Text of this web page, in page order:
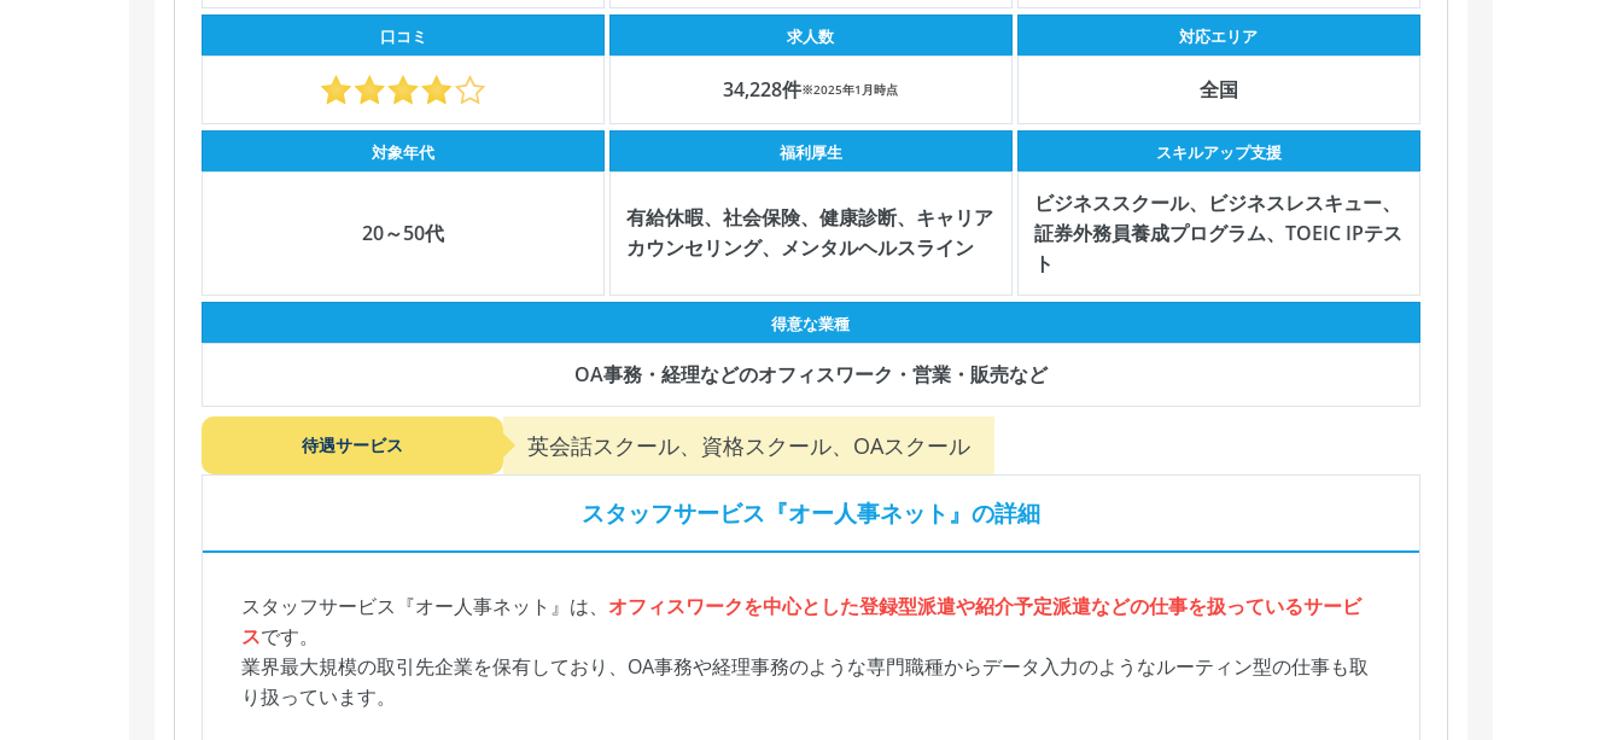
口コミ 求人数
34,228件※2025年1月時点
対応エリア
全国
対象年代
20～50代
福利厚生
有給休暇、社会保険、健康診断、キャリア
カウンセリング、メンタルヘルスライン
スキルアップ支援
ビジネススクール、ビジネスレスキュー、
証券外務員養成プログラム、TOEIC IPテス
ト
得意な業種
OA事務・経理などのオフィスワーク・営業・販売など
待遇サービス 英会話スクール、資格スクール、OAスクール
スタッフサービス『オー人事ネット』 の詳細
スタッフサービス『オー人事ネット』は、 オフィスワークを中心とした登録型派遣や紹介予定派遣などの仕事を扱っているサービ
スです。
業界最大規模の取引先企業を保有しており、OA事務や経理事務のような専門職種からデータ入力のようなルーティン型の仕事も取
り扱っています。